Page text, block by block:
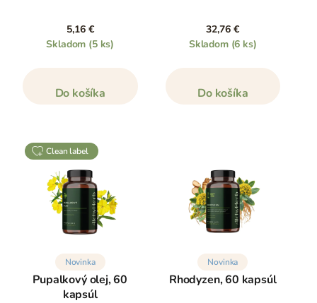
5,16 €
Skladom (5 ks)
Do košíka
32,76 €
Skladom (6 ks)
Do košíka
clean label
Novinka
Pupalkový olej, 60
kapsúl
Novinka
Rhodyzen, 60 kapsúl